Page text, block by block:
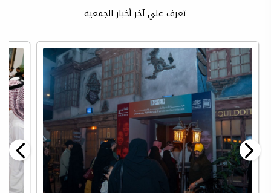
تعرف علي آخر أخبار الجمعية